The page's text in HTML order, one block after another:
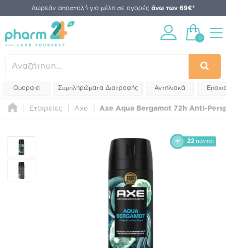
Δωρεάν αποστολή για μέλη σε αγορές άνω των 69€*
0
Ομορφιά Συμπληρώματα Διατροφής Αντηλιακά
Εταιρείες Axe Axe Aqua Bergamot 72h Anti-
22 πόντοι